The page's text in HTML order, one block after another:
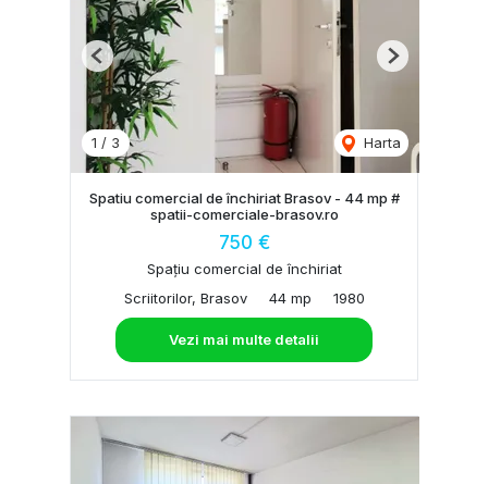
1 / 3 Harta
Previous Next
Spatiu comercial de închiriat Brasov - 44 mp #
spatii-comerciale-brasov.ro
750 €
Spațiu comercial de închiriat
Scriitorilor, Brasov
44 mp 1980
Vezi mai multe detalii